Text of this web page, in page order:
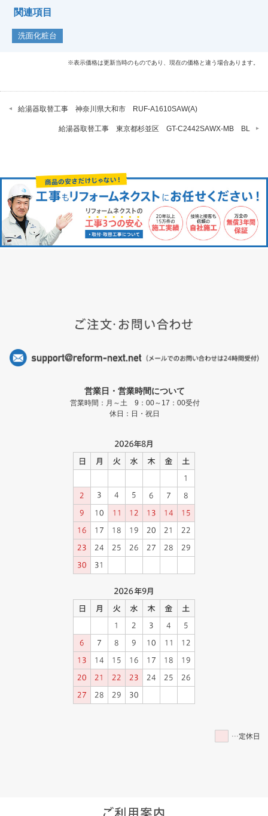
関連項目
洗面化粧台
※表示価格は更新当時のものであり、現在の価格と違う場合あります。
給湯器取替工事 神奈川県大和市 RUF-A1610SAW(A)
給湯器取替工事 東京都杉並区 GT-C2442SAWX-MB BL
営業日・営業時間について
営業時間：月～土 9：00～17：00受付
休日：日・祝日